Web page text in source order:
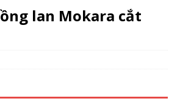
lan Mokara cắt